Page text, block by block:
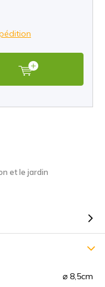
et le jardin
⌀ 8,5cm